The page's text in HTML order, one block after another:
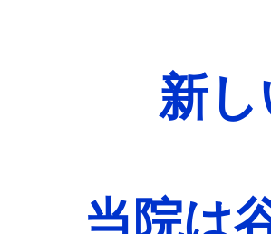
新
当院は